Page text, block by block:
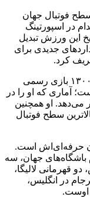
سطح فوتبال جهان
در اسپورتینگ
این ورزش تبدیل
جدیدی برای
کرد.
رونالدو در طول دوران حرفه‌ای خود بیش از ۱۳۰۰ بازی رسمی
رسانده است؛ آماری که او را در
می‌دهد. او همچنین
بالاترین سطح فوتبال
حرفه‌ای‌اش است.
باشگاه‌های جهان، سه
قهرمانی لالیگا،
در انگلیس،
اوست.